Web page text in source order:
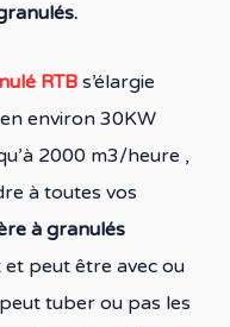
RTBs’élargie
environ 30KW
2000 m3/heure ,
à toutes vos
à granulés
peut être avec ou
tuber ou pas les